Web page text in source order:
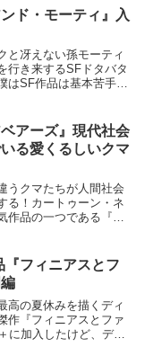
ンド・モーティ』入
と冴えない孫モーティ
行き来するSFドタバタ
はSF作品は基本苦手
ものならまだ理解でき
ドア』と...
ベアーズ』現代社会
る愛くるしいクマ
うクマたちが人間社会
る！カートゥーン・ネ
作品の一つである『ぼ
「視聴してみよう！」
。なぜ...
『フィニアスとフ
高の夏休みを描くディ
作『フィニアスとファ
に加入したけど、ディ